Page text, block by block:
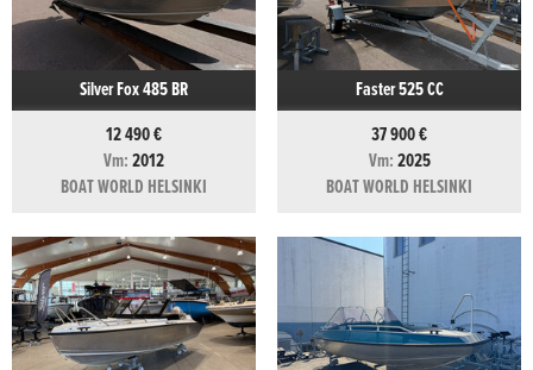
Silver Fox 485 BR
12 490 €
Vm:2012
BOAT WORLD HELSINKI
Faster 525 CC
37 900 €
Vm:2025
BOAT WORLD HELSINKI